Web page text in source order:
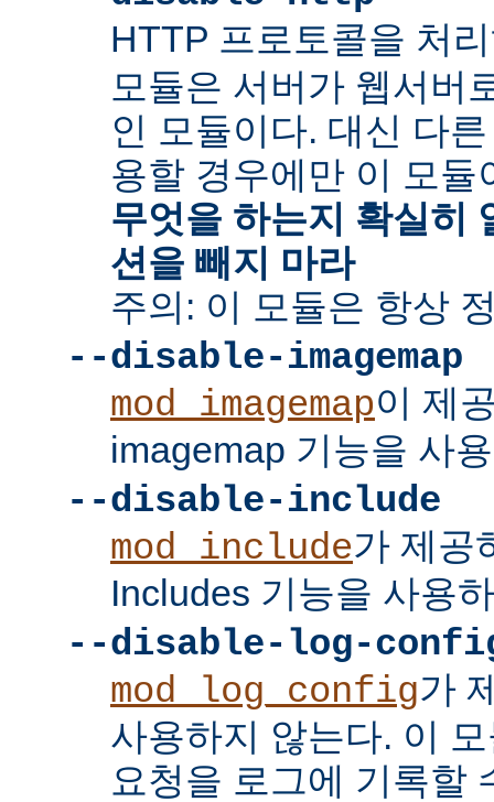
HTTP 프로토콜을 처
모듈은 서버가 웹서버
인 모듈이다. 대신 다
용할 경우에만 이 모
무엇을 하는지 확실히
션을 빼지 마라
주의: 이 모듈은 항상
--disable-imagemap
mod_imagemap이 제
imagemap 기능을 사
--disable-include
mod_include가 제공
Includes 기능을 사용
--disable-log-
mod_log_config가
사용하지 않는다. 이
요청을 로그에 기록할